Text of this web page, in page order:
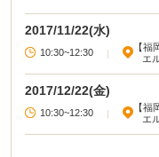
2017/11/22(水)
10:30~12:30 |
【福
エ
2017/12/22(金)
10:30~12:30 |
【福
エ